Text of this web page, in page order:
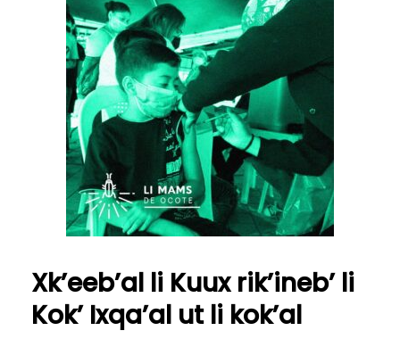
Xk’eeb’al li Kuux rik’ineb’ li
Kok’ Ixqa’al ut li kok’al